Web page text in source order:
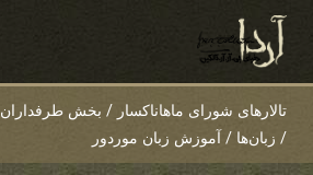
تالارهای شورای ماهاناکسار / بخش طرفداران
/ زبان‌ها / آموزش زبان موردور